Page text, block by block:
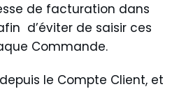
de facturation dans
d’éviter de saisir ces
Commande.
le Compte Client, et